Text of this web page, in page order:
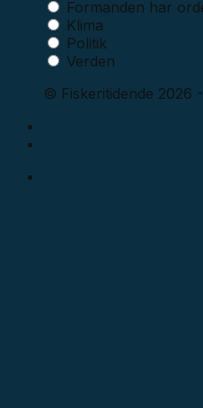
Formanden har
Klima
Politik
Verden
© Fiskeritidende 2026